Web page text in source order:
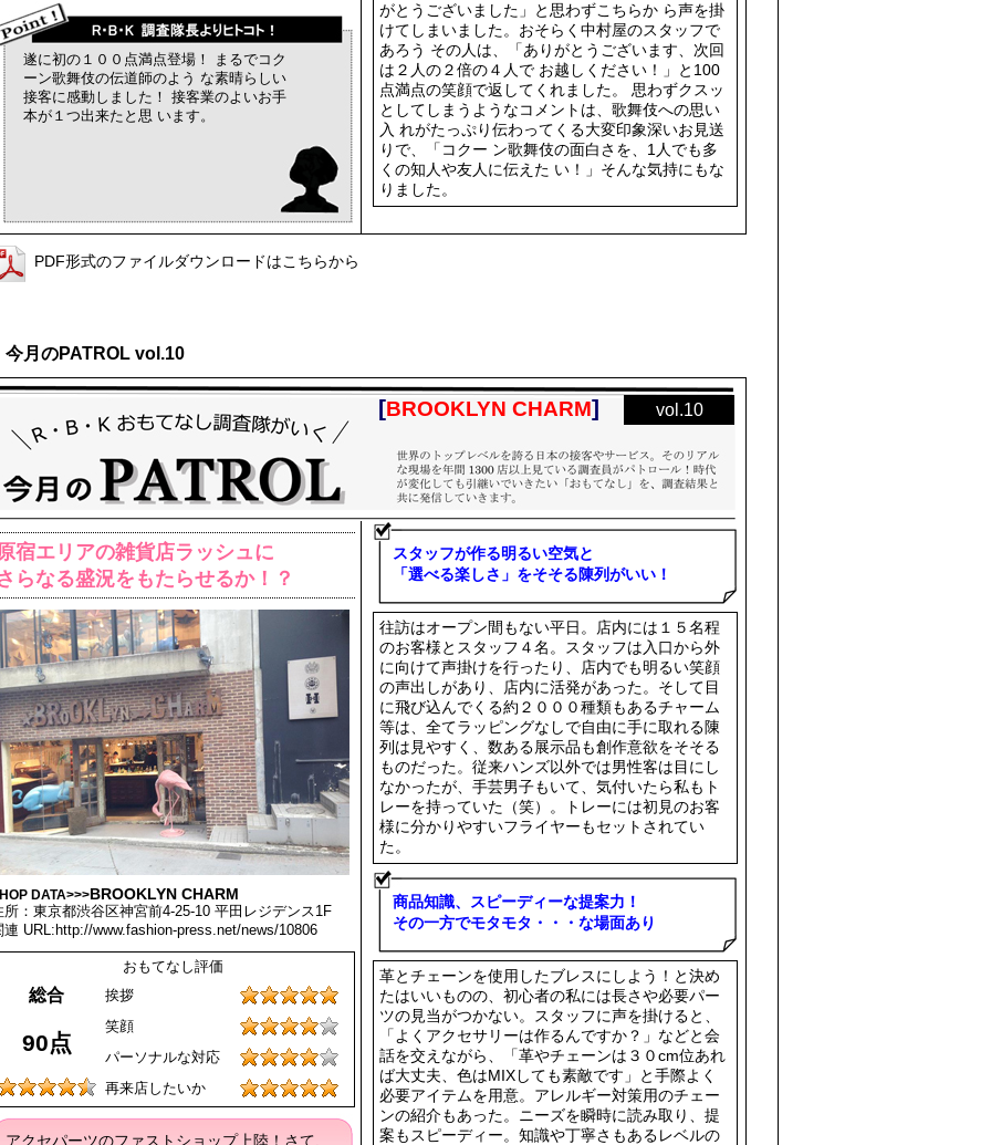
遂に初の１００点満点登場！ まるでコク
ーン歌舞伎の伝道師のよう な素晴らしい
接客に感動しました！ 接客業のよいお手
本が１つ出来たと思 います。
がとうございました」と思わずこちらか ら声を掛
けてしまいました。おそらく中村屋のスタッフで
あろう その人は、「ありがとうございます、次回
は２人の２倍の４人で お越しください！」と100
点満点の笑顔で返してくれました。 思わずクスッ
としてしまうようなコメントは、歌舞伎への思い
入 れがたっぷり伝わってくる大変印象深いお見送
りで、「コクー ン歌舞伎の面白さを、1人でも多
くの知人や友人に伝えた い！」そんな気持にもな
りました。
PDF形式のファイルダウンロードはこちらから
今月のPATROL vol.10
vol.10
[BROOKLYN CHARM]
宿エリアの雑貨店ラッシュに
らなる盛況をもたらせるか！？
DATA>>>BROOKLYN CHARM
所：東京都渋谷区神宮前4-25-10 平田レジデンス1F
連 URL:http://www.fashion-press.net/news/10806
おもてなし評価
総合 挨拶
90点
笑顔
パーソナルな対応
再来店したいか
アクセパーツのファストショップ上陸！さて、
スタッフが作る明るい空気と
「選べる楽しさ」をそそる陳列がいい！
往訪はオープン間もない平日。店内には１５名程
のお客様とスタッフ４名。スタッフは入口から外
に向けて声掛けを行ったり、店内でも明るい笑顔
の声出しがあり、店内に活発があった。そして目
に飛び込んでくる約２０００種類もあるチャーム
等は、全てラッピングなしで自由に手に取れる陳
列は見やすく、数ある展示品も創作意欲をそそる
ものだった。従来ハンズ以外では男性客は目にし
なかったが、手芸男子もいて、気付いたら私もト
レーを持っていた（笑）。トレーには初見のお客
様に分かりやすいフライヤーもセットされてい
た。
商品知識、スピーディーな提案力！
その一方でモタモタ・・・な場面あり
革とチェーンを使用したブレスにしよう！と決め
たはいいものの、初心者の私には長さや必要パー
ツの見当がつかない。スタッフに声を掛けると、
「よくアクセサリーは作るんですか？」などと会
話を交えながら、「革やチェーンは３０cm位あれ
ば大丈夫、色はMIXしても素敵です」と手際よく
必要アイテムを用意。アレルギー対策用のチェー
ンの紹介もあった。ニーズを瞬時に読み取り、提
案もスピーディー。知識や丁寧さもあるレベルの